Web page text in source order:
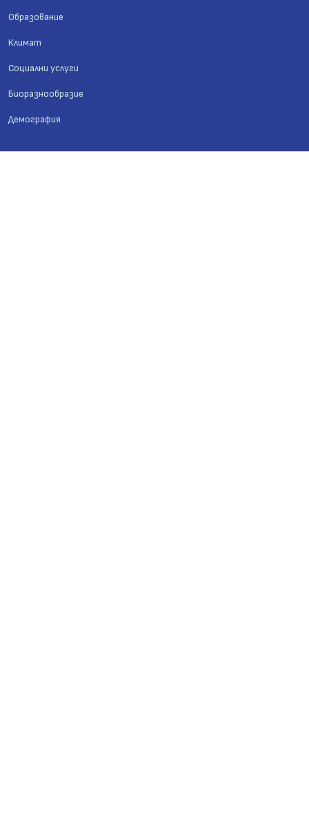
Образование
Климат
Социални услуги
Биоразнообразие
Демография